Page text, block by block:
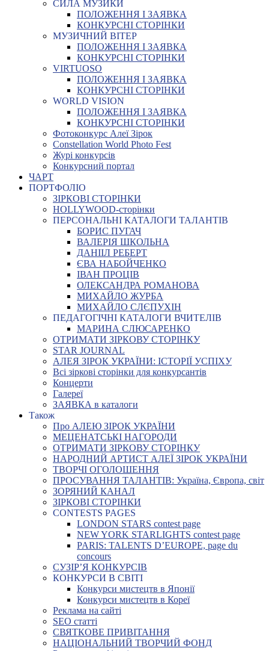
СИЛА МУЗИКИ
ПОЛОЖЕННЯ І ЗАЯВКА
КОНКУРСНІ СТОРІНКИ
МУЗИЧНИЙ ВІТЕР
ПОЛОЖЕННЯ І ЗАЯВКА
КОНКУРСНІ СТОРІНКИ
VIRTUOSO
ПОЛОЖЕННЯ І ЗАЯВКА
КОНКУРСНІ СТОРІНКИ
WORLD VISION
ПОЛОЖЕННЯ І ЗАЯВКА
КОНКУРСНІ СТОРІНКИ
Фотоконкурс Алеї Зірок
Constellation World Photo Fest
Журі конкурсів
Конкурсний портал
ЧАРТ
ПОРТФОЛІО
ЗІРКОВІ СТОРІНКИ
HOLLYWOOD-сторінки
ПЕРСОНАЛЬНІ КАТАЛОГИ ТАЛАНТІВ
БОРИС ПУГАЧ
ВАЛЕРІЯ ШКОЛЬНА
ДАНІІЛ РЕБЕРТ
ЄВА НАБОЙЧЕНКО
ІВАН ПРОЦІВ
ОЛЕКСАНДРА РОМАНОВА
МИХАЙЛО ЖУРБА
МИХАЙЛО СЛЄПУХІН
ПЕДАГОГІЧНІ КАТАЛОГИ ВЧИТЕЛІВ
МАРИНА СЛЮСАРЕНКО
ОТРИМАТИ ЗІРКОВУ СТОРІНКУ
STAR JOURNAL
АЛЕЯ ЗІРОК УКРАЇНИ: ІСТОРІЇ УСПІХУ
Всі зіркові сторінки для конкурсантів
Концерти
Галереї
ЗАЯВКА в каталоги
Також
Про АЛЕЮ ЗІРОК УКРАЇНИ
МЕЦЕНАТСЬКІ НАГОРОДИ
ОТРИМАТИ ЗІРКОВУ СТОРІНКУ
НАРОДНИЙ АРТИСТ АЛЕЇ ЗІРОК УКРАЇНИ
ТВОРЧІ ОГОЛОШЕННЯ
ПРОСУВАННЯ ТАЛАНТІВ: Україна, Європа, світ
ЗОРЯНИЙ КАНАЛ
ЗІРКОВІ СТОРІНКИ
CONTESTS PAGES
LONDON STARS contest page
NEW YORK STARLIGHTS contest page
PARIS: TALENTS D’EUROPE, page du
concours
СУЗІР’Я КОНКУРСІВ
КОНКУРСИ В СВІТІ
Конкурси мистецтв в Японії
Конкурси мистецтв в Кореї
Реклама на сайті
SEO статті
СВЯТКОВЕ ПРИВІТАННЯ
НАЦІОНАЛЬНИЙ ТВОРЧИЙ ФОНД